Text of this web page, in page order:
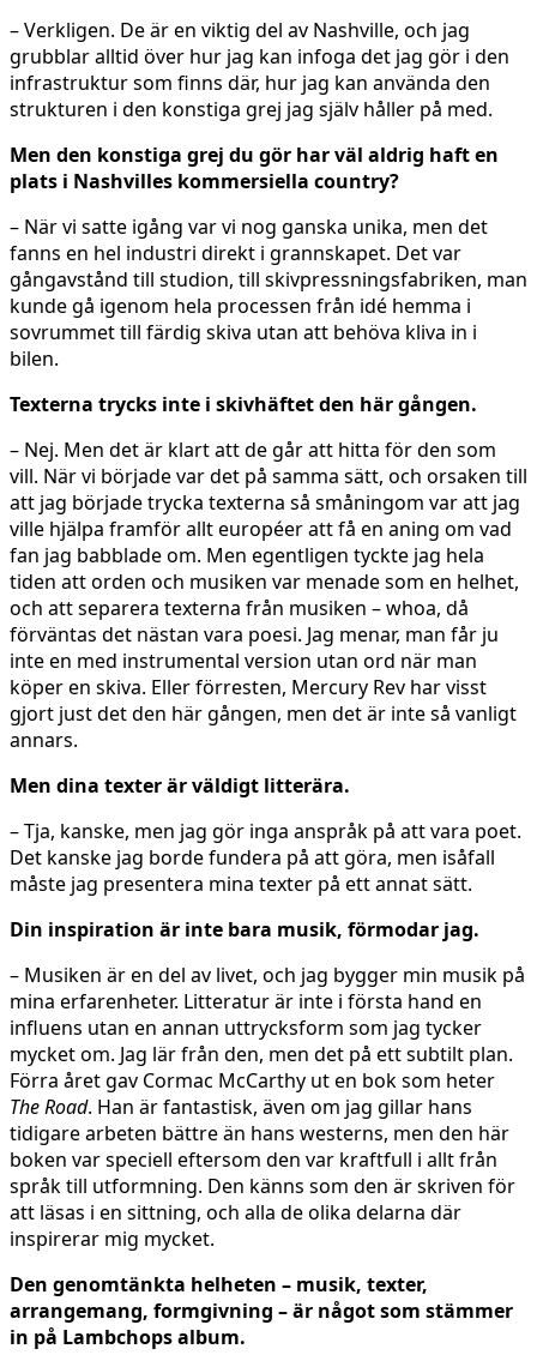
– Verkligen. De är en viktig del av Nashville, och jag
grubblar alltid över hur jag kan infoga det jag gör i den
infrastruktur som finns där, hur jag kan använda den
strukturen i den konstiga grej jag själv håller på med.
Men den konstiga grej du gör har väl aldrig haft en
plats i Nashvilles kommersiella country?
– När vi satte igång var vi nog ganska unika, men det
fanns en hel industri direkt i grannskapet. Det var
gångavstånd till studion, till skivpressningsfabriken, man
kunde gå igenom hela processen från idé hemma i
sovrummet till färdig skiva utan att behöva kliva in i
bilen.
Texterna trycks inte i skivhäftet den här gången.
– Nej. Men det är klart att de går att hitta för den som
vill. När vi började var det på samma sätt, och orsaken till
att jag började trycka texterna så småningom var att jag
ville hjälpa framför allt européer att få en aning om vad
fan jag babblade om. Men egentligen tyckte jag hela
tiden att orden och musiken var menade som en helhet,
och att separera texterna från musiken – whoa, då
förväntas det nästan vara poesi. Jag menar, man får ju
inte en med instrumental version utan ord när man
köper en skiva. Eller förresten, Mercury Rev har visst
gjort just det den här gången, men det är inte så vanligt
annars.
Men dina texter är väldigt litterära.
– Tja, kanske, men jag gör inga anspråk på att vara poet.
Det kanske jag borde fundera på att göra, men isåfall
måste jag presentera mina texter på ett annat sätt.
Din inspiration är inte bara musik, förmodar jag.
– Musiken är en del av livet, och jag bygger min musik på
mina erfarenheter. Litteratur är inte i första hand en
influens utan en annan uttrycksform som jag tycker
mycket om. Jag lär från den, men det på ett subtilt plan.
Förra året gav Cormac McCarthy ut en bok som heter
The Road. Han är fantastisk, även om jag gillar hans
tidigare arbeten bättre än hans westerns, men den här
boken var speciell eftersom den var kraftfull i allt från
språk till utformning. Den känns som den är skriven för
att läsas i en sittning, och alla de olika delarna där
inspirerar mig mycket.
Den genomtänkta helheten – musik, texter,
arrangemang, formgivning – är något som stämmer
in på Lambchops album.